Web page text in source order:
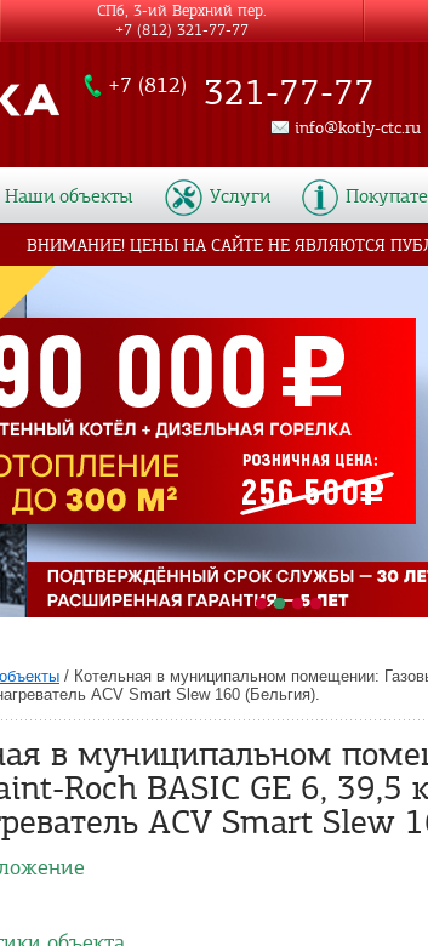
/ Котельная в муниципальном помещении:
ACV Smart Slew 160 (Бельгия).
в муниципальном
Roch BASIC GE 6, 39,5
ACV Smart Slew
+7 (812) 321-77-77
info@kotly-ctc.ru
Наши объекты Услуги
СПб, 3-ий Верхний пер.
+7 (812) 321-77-77
ВНИМАНИЕ! ЦЕНЫ НА САЙТЕ НЕ ЯВЛЯЮТСЯ